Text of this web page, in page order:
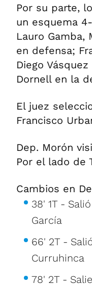
Por su parte,
un esquema
Lauro Gamba,
en defensa;
Diego
Dornell en la
El juez
Francisco
Dep. Morón
Por el lado de
Cambios en
38' 1T -
García
66' 2T -
Curruhinca
78' 2T -